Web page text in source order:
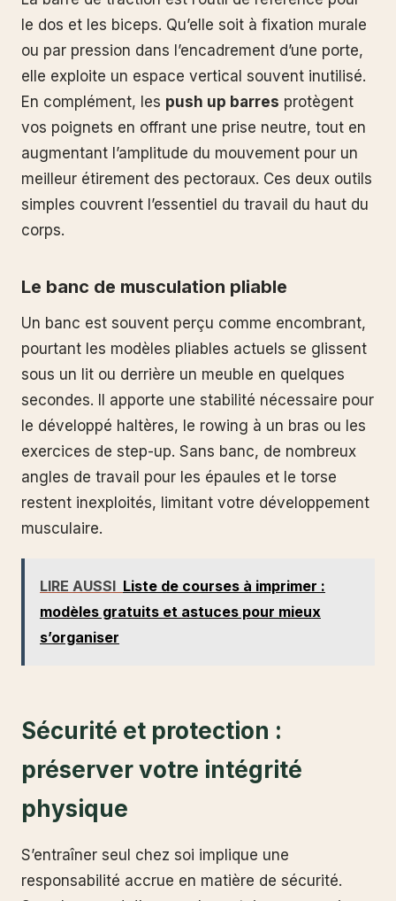
le dos et les biceps. Qu’elle soit à fixation murale
ou par pression dans l’encadrement d’une porte,
elle exploite un espace vertical souvent inutilisé.
En complément, les push up barres protègent
vos poignets en offrant une prise neutre, tout en
augmentant l’amplitude du mouvement pour un
meilleur étirement des pectoraux. Ces deux outils
simples couvrent l’essentiel du travail du haut du
corps.
Le banc de musculation pliable
Un banc est souvent perçu comme encombrant,
pourtant les modèles pliables actuels se glissent
sous un lit ou derrière un meuble en quelques
secondes. Il apporte une stabilité nécessaire pour
le développé haltères, le rowing à un bras ou les
exercices de step-up. Sans banc, de nombreux
angles de travail pour les épaules et le torse
restent inexploités, limitant votre développement
musculaire.
LIRE AUSSI Liste de courses à imprimer :
modèles gratuits et astuces pour mieux
s’organiser
Sécurité et protection :
préserver votre intégrité
physique
S’entraîner seul chez soi implique une
responsabilité accrue en matière de sécurité.